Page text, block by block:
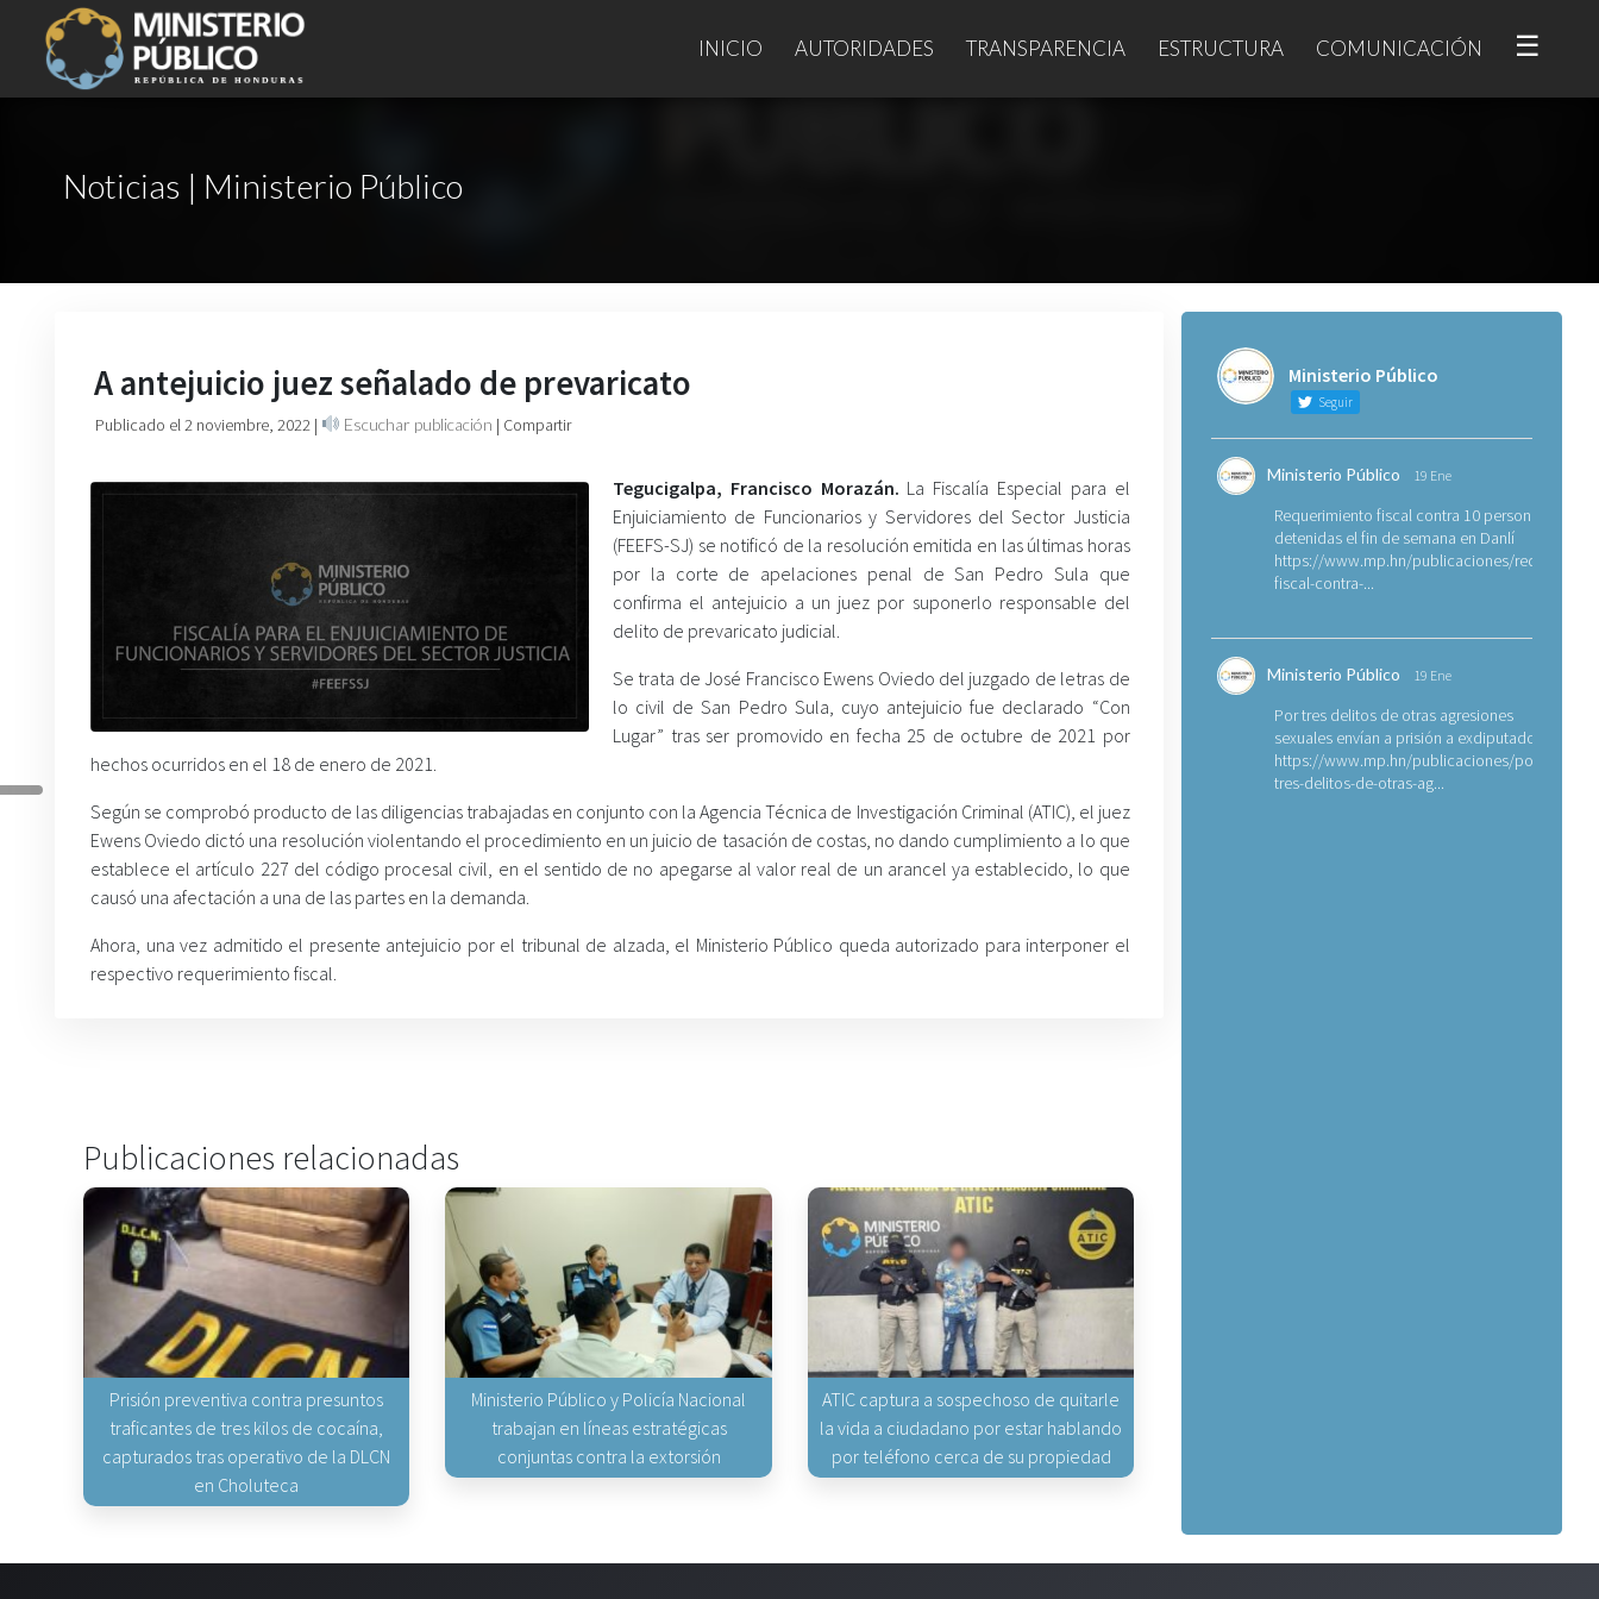
INICIO AUTORIDADES TRANSPARENCIA ESTRUCTURA COMUNICACIÓN ☰
Noticias | Ministerio Público
A antejuicio juez señalado de prevaricato
Publicado el 2 noviembre, 2022 | Escuchar publicación | Compartir
Tegucigalpa, Francisco Morazán. La Fiscalía Especial para el
Enjuiciamiento de Funcionarios y Servidores del Sector Justicia
(FEEFS-SJ) se notificó de la resolución emitida en las últimas horas
por la corte de apelaciones penal de San Pedro Sula que
confirma el antejuicio a un juez por suponerlo responsable del
delito de prevaricato judicial.
Se trata de José Francisco Ewens Oviedo del juzgado de letras de
lo civil de San Pedro Sula, cuyo antejuicio fue declarado “Con
Lugar” tras ser promovido en fecha 25 de octubre de 2021 por
hechos ocurridos en el 18 de enero de 2021.
Según se comprobó producto de las diligencias trabajadas en conjunto con la Agencia Técnica de Investigación Criminal (ATIC), el juez
Ewens Oviedo dictó una resolución violentando el procedimiento en un juicio de tasación de costas, no dando cumplimiento a lo que
establece el artículo 227 del código procesal civil, en el sentido de no apegarse al valor real de un arancel ya establecido, lo que
causó una afectación a una de las partes en la demanda.
Ahora, una vez admitido el presente antejuicio por el tribunal de alzada, el Ministerio Público queda autorizado para interponer el
respectivo requerimiento fiscal.
Publicaciones relacionadas
Prisión preventiva contra presuntos
traficantes de tres kilos de cocaína,
capturados tras operativo de la DLCN
en Choluteca
Ministerio Público y Policía Nacional
trabajan en líneas estratégicas
conjuntas contra la extorsión
ATIC captura a sospechoso de quitarle
la vida a ciudadano por estar hablando
por teléfono cerca de su propiedad
Ministerio Público
Seguir
Ministerio Público 19 Ene
Requerimiento fiscal contra 10 personas
detenidas el fin de semana en Danlí
https://www.mp.hn/publicaciones/
fiscal-contra-...
Ministerio Público 19 Ene
Por tres delitos de otras agresiones
sexuales envían a prisión a exdiputado
https://www.mp.hn/publicaciones/por-
tres-delitos-de-otras-ag...